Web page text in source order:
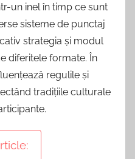
un inel în timp ce sunt
sisteme de punctaj
strategia și modul
diferitele formate. În
regulile și
tradițiile culturale